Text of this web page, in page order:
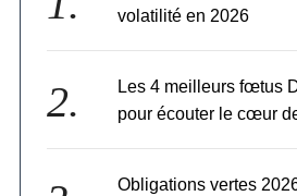
volatilité en 2026
Les 4 meilleurs fœtus
pour écouter le cœur
Obligations vertes